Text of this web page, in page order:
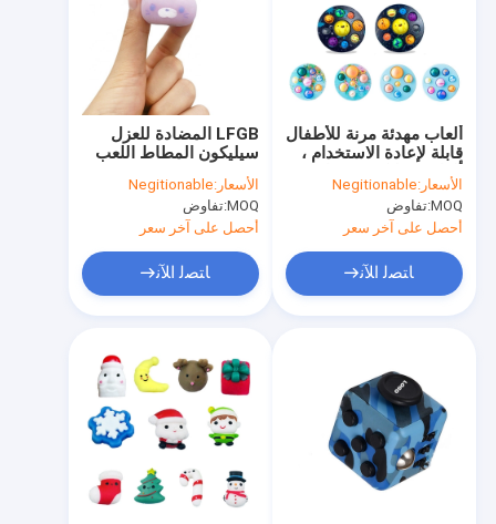
LFGB المضادة للعزل
سيليكون المطاط اللعب
Mochi Squishies
Nontoxic
الأسعار:Negitionable
MOQ: تفاوض
أحصل على آخر سعر
ﺎﺘﺼﻟ ﺍﻶﻧ
ألعاب مهدئة مرنة للأطفال
قابلة لإعادة الاستخدام ،
ألعاب سيليكون مضادة
للتآكل للأطفال
الأسعار:Negitionable
MOQ: تفاوض
أحصل على آخر سعر
ﺎﺘﺼﻟ ﺍﻶﻧ